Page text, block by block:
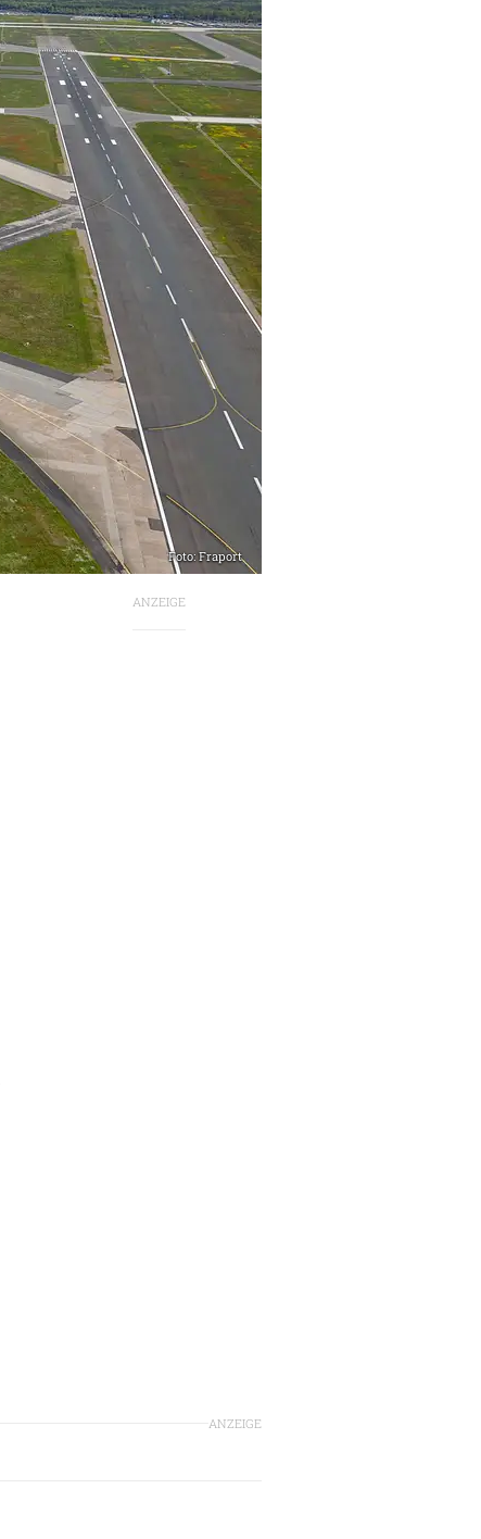
Foto: Fraport
ANZEIGE
ANZEIGE